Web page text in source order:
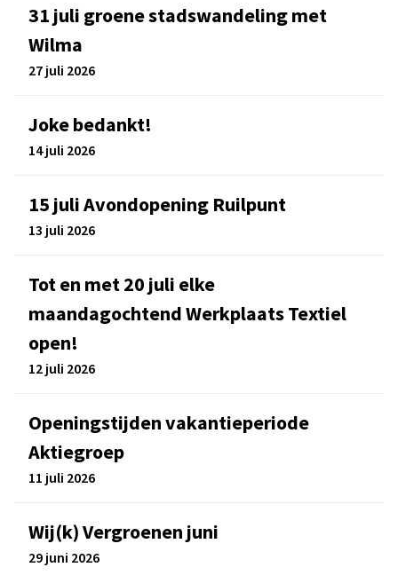
31 juli groene stadswandeling met
Wilma
27 juli 2026
Joke bedankt!
14 juli 2026
15 juli Avondopening Ruilpunt
13 juli 2026
Tot en met 20 juli elke
maandagochtend Werkplaats Textiel
open!
12 juli 2026
Openingstijden vakantieperiode
Aktiegroep
11 juli 2026
Wij(k) Vergroenen juni
29 juni 2026